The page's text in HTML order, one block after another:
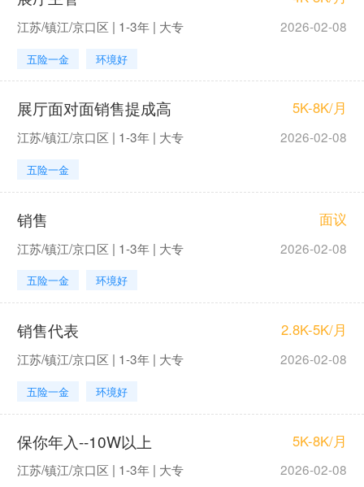
江苏/镇江/京口区 | 1-3年 | 大专 2026-02-08
五险一金 环境好
展厅面对面销售提成高 5K-8K/月
江苏/镇江/京口区 | 1-3年 | 大专 2026-02-08
五险一金
销售 面议
江苏/镇江/京口区 | 1-3年 | 大专 2026-02-08
五险一金 环境好
销售代表 2.8K-5K/月
江苏/镇江/京口区 | 1-3年 | 大专 2026-02-08
五险一金 环境好
保你年入--10W以上 5K-8K/月
江苏/镇江/京口区 | 1-3年 | 大专 2026-02-08